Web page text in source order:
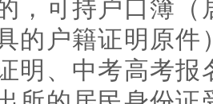
，可持户口簿
的户籍证明原
明、中考高考